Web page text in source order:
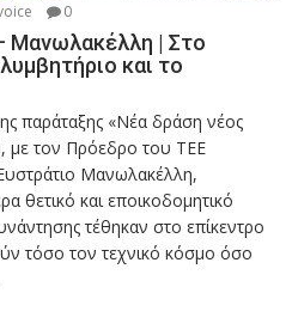
0
Μανωλακέλλη | Στο
και το
παράταξης «Νέα δράση νέος
τον Πρόεδρο του ΤΕΕ
Μανωλακέλλη,
θετικό και εποικοδομητικό
τέθηκαν στο επίκεντρο
τόσο τον τεχνικό κόσμο όσο